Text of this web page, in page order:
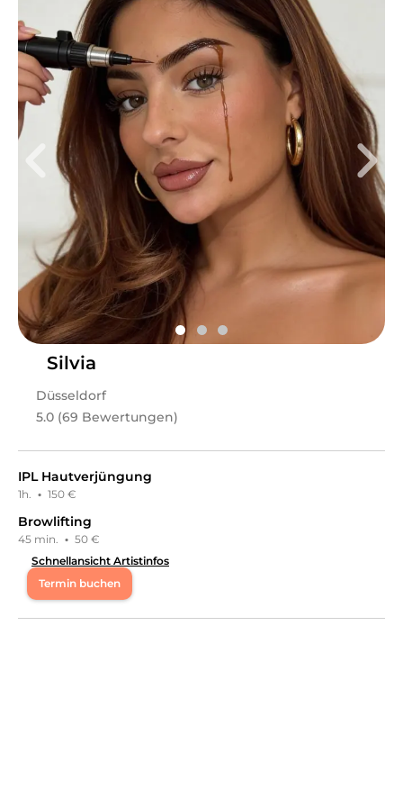
Mi 10:00 - 19:00
Do 10:00 - 19:00
Fr 10:00 - 19:00
10:00 - 14:00
Hii ihr Lieben 🧚🏻 ich bin Eyleen, 26 Jahre alt und seit
über 4 Jahren leidenschaftlich in der Beauty Branche
unterwegs. Meine Services: • Professionelle
Wimpernverlängerungen • Lash- & Browlifting für einen
natürlichen Look • Hochwertigen Zahnschmuck für dein
perfektes Lächeln Außerdem bilde ich bereits seit 2
Jahren erfolgreich Frauen zu zertifizierten
Wimpernstylistinnen aus und helfe ihnen dabei, sich in
der Beautybranche ein eigenes Business aufzubauen.
Schön, dass ihr hier seid.🤍
Leistungen
Eyleenin Düsseldorfbietet Leistungen in
Medizinisch & Zahnmedizinisch, Kosmetikpakete,
Silvia
Düsseldorf
5.0 (69 Bewertungen)
IPL Hautverjüngung
1h. · 150 €
Browlifting
45 min. · 50 €
Schnellansicht Artistinfos
Termin buchen
Di 10:00 - 18:00